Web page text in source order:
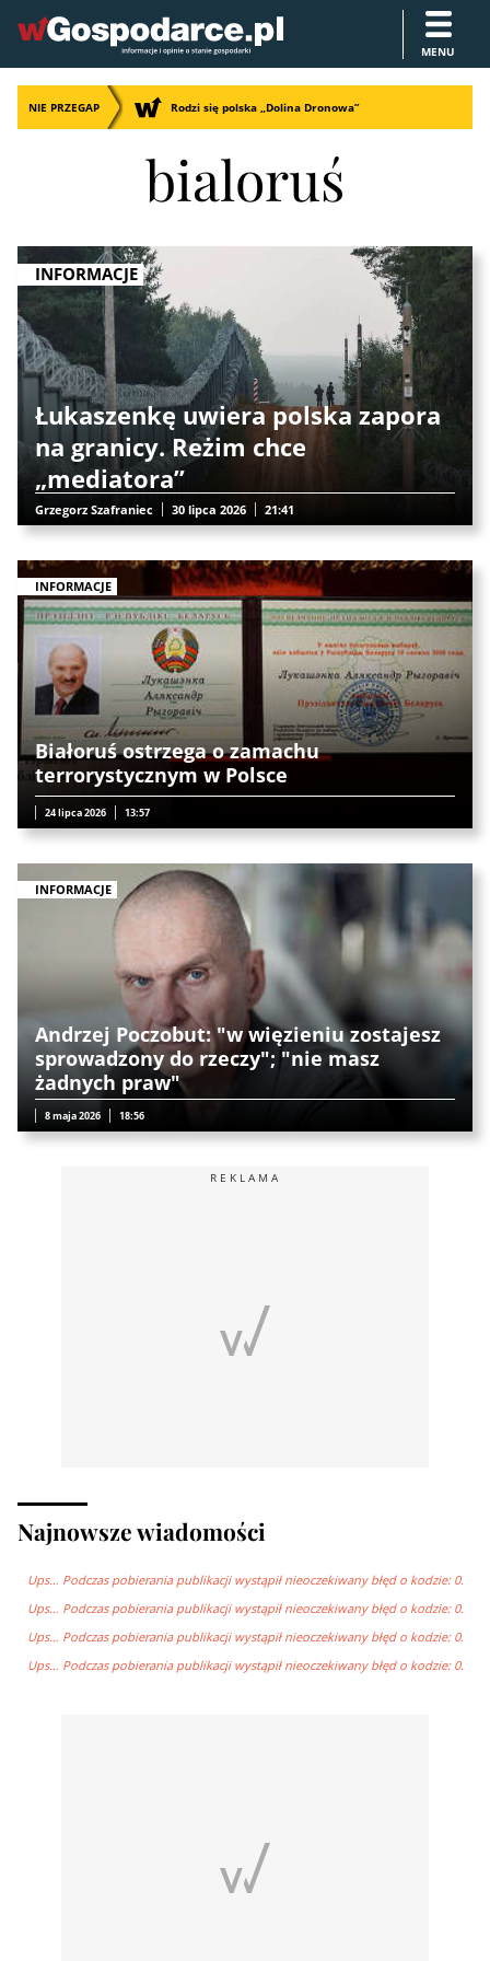
MENU
NIE PRZEGAP Rodzi się polska „Dolina Dronowa”
bialoruś
INFORMACJE
Łukaszenkę uwiera polska zapora
na granicy. Reżim chce
„mediatora”
Grzegorz Szafraniec 30 lipca 2026 21:41
INFORMACJE
Białoruś ostrzega o zamachu
terrorystycznym w Polsce
24 lipca 2026 13:57
INFORMACJE
Andrzej Poczobut: "w więzieniu zostajesz
sprowadzony do rzeczy"; "nie masz
żadnych praw"
8 maja 2026 18:56
REKLAMA
Najnowsze wiadomości
Ups… Podczas pobierania publikacji wystąpił nieoczekiwany błęd o kodzie: 0.
Ups… Podczas pobierania publikacji wystąpił nieoczekiwany błęd o kodzie: 0.
Ups… Podczas pobierania publikacji wystąpił nieoczekiwany błęd o kodzie: 0.
Ups… Podczas pobierania publikacji wystąpił nieoczekiwany błęd o kodzie: 0.